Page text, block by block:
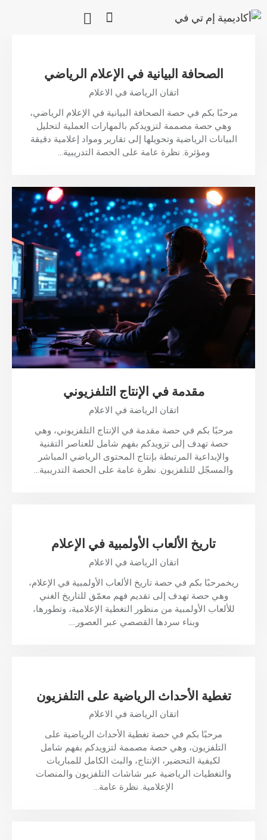
الصحافة البيانية في الإعلام الرياضي
اتقان الرياضة في الاعلام
مرحبًا بكم في حصة الصحافة البيانية في الإعلام الرياضي،
وهي حصة مصممة لتزويدكم بالمهارات العملية لتحليل
البيانات الرياضية وتحويلها إلى تقارير ومواد إعلامية دقيقة
ومؤثرة. نظرة عامة على الحصة التدريبية…
مقدمة في الإنتاج التلفزيوني
اتقان الرياضة في الاعلام
مرحبًا بكم في حصة مقدمة في الإنتاج التلفزيوني، وهي
حصة تهدف إلى تزويدكم بفهم شامل للعناصر التقنية
والإبداعية المرتبطة بإنتاج المحتوى الرياضي المباشر
والمسجّل للتلفزيون. نظرة عامة على الحصة التدريبية…
تاريخ الألعاب الأولمبية في الإعلام
اتقان الرياضة في الاعلام
ريخمرحبًا بكم في حصة تاريخ الألعاب الأولمبية في الإعلام،
وهي حصة تهدف إلى تقديم فهم معمّق للتاريخ الغني
للألعاب الأولمبية من منظور التغطية الإعلامية، وتطورها،
وبناء سردها القصصي عبر العصور.…
تغطية الأحداث الرياضية على التلفزيون
اتقان الرياضة في الاعلام
مرحبًا بكم في حصة تغطية الأحداث الرياضية على
التلفزيون، وهي حصة مصممة لتزويدكم بفهم شامل
لكيفية التحضير، الإنتاج، والبث الكامل للمباريات
والتغطيات الرياضية عبر شاشات التلفزيون والمنصات
الإعلامية. نظرة عامة…